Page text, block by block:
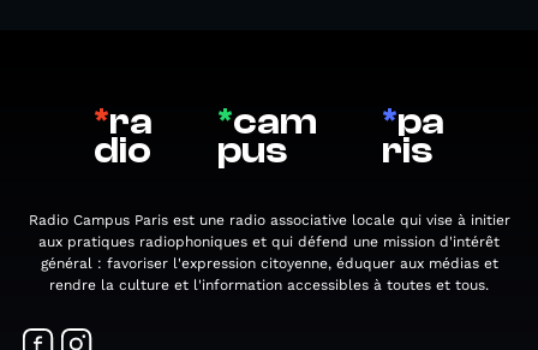
*ra
dio
*cam
pus
*pa
ris
Radio Campus Paris est une radio associative locale qui vise à initier
aux pratiques radiophoniques et qui défend une mission d'intérêt
général : favoriser l'expression citoyenne, éduquer aux médias et
rendre la culture et l'information accessibles à toutes et tous.